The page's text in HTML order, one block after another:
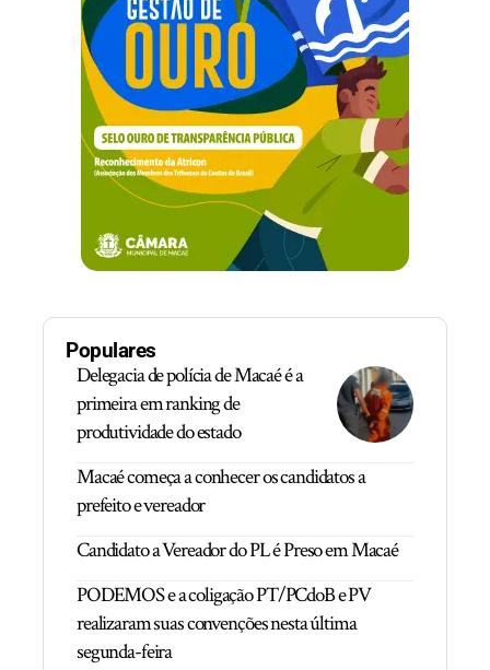
Populares
Delegacia de polícia de Macaé é a
primeira em ranking de
produtividade do estado
Macaé começa a conhecer os candidatos a
prefeito e vereador
Candidato a Vereador do PL é Preso em Macaé
PODEMOS e a coligação PT/PCdoB e PV
realizaram suas convenções nesta última
segunda-feira